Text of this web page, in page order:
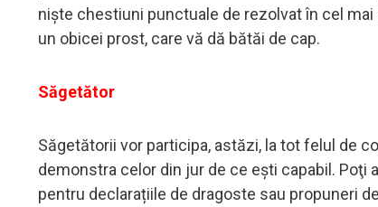
nişte chestiuni punctuale de rezolvat în cel
un obicei prost, care vă dă bătăi de cap.
Săgetător
Săgetătorii vor participa, astăzi, la tot felul de
demonstra celor din jur de ce eşti capabil. Poţi
pentru declarațiile de dragoste sau propuneri